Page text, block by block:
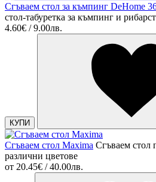
Сгъваем стол за къмпинг DeHome
стол-табуретка за къмпинг и
4.60€ / 9.00лв.
КУПИ
Сгъваем стол Maxima Сгъваем стол
различни цветове
от 20.45€ / 40.00лв.